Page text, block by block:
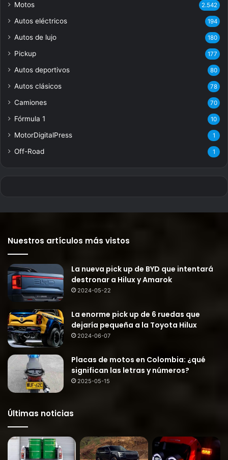
Motos 2.542
Autos eléctricos 194
Autos de lujo 180
Pickup 177
Autos deportivos 80
Autos clásicos 78
Camiones 70
Fórmula 1 10
MotorDigitalPress 1
Off-Road 1
Nuestros artículos más vistos
La nueva pick up de BYD que intentará
destronar a Hilux y Amarok
2024-05-22
La enorme pick up de 6 ruedas que
dejaría pequeña a la Toyota Hilux
2024-06-07
Placas de motos en Colombia: ¿qué
significan las letras y números?
2025-05-15
Últimas noticias